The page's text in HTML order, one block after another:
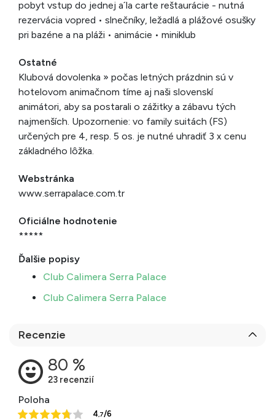
pobyt vstup do jednej a´la carte reštaurácie - nutná
rezervácia vopred • slnečníky, ležadlá a plážové osušky
pri bazéne a na pláži • animácie • miniklub
Ostatné
Klubová dovolenka » počas letných prázdnin sú v
hotelovom animačnom tíme aj naši slovenskí
animátori, aby sa postarali o zážitky a zábavu tých
najmenších. Upozornenie: vo family suitách (FS)
určených pre 4, resp. 5 os. je nutné uhradiť 3 x cenu
základného lôžka.
Webstránka
www.serrapalace.com.tr
Oficiálne hodnotenie
*****
Ďalšie popisy
Club Calimera Serra Palace
Club Calimera Serra Palace
Recenzie
Poloha
4,7/6